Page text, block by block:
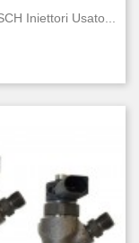
Iniettori Usato...